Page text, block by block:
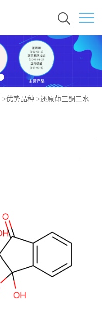
>优势品种 >还原茚三酮二水